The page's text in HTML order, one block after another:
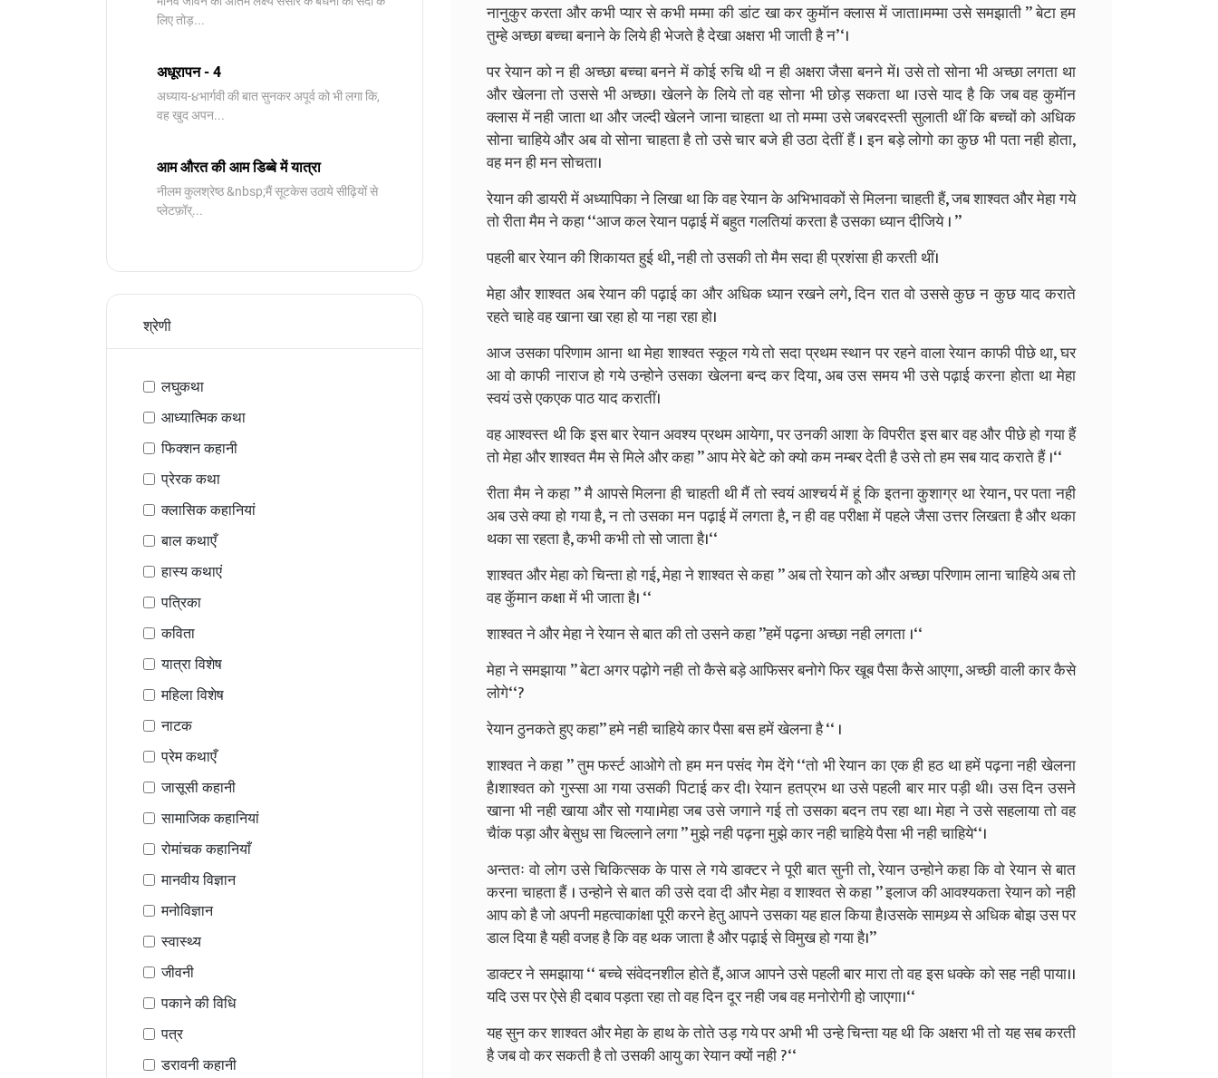
लिए तोड़...
अधूरापन - 4
अध्याय-૪भार्गवी की बात सुनकर अपूर्व को भी लगा कि,
वह खुद अपन...
आम औरत की आम डिब्बे में यात्रा
नीलम कुलश्रेष्ठ &nbsp;मैं सूटकेस उठाये सीढ़ियों से
प्लेटफ़ॉर्...
श्रेणी
लघुकथा
आध्यात्मिक कथा
फिक्शन कहानी
प्रेरक कथा
क्लासिक कहानियां
बाल कथाएँ
हास्य कथाएं
पत्रिका
कविता
यात्रा विशेष
महिला विशेष
नाटक
प्रेम कथाएँ
जासूसी कहानी
सामाजिक कहानियां
रोमांचक कहानियाँ
मानवीय विज्ञान
मनोविज्ञान
स्वास्थ्य
जीवनी
पकाने की विधि
पत्र
डरावनी कहानी
नानुकुर करता और कभी प्यार से कभी मम्मा की डांट खा कर कुमॅान क्लास में जाता।मम्मा उसे समझाती ’’ बेटा हम
तुम्हे अच्छा बच्चा बनाने के लिये ही भेजते है देखा अक्षरा भी जाती है न’‘।
पर रेयान को न ही अच्छा बच्चा बनने में कोई रुचि थी न ही अक्षरा जैसा बनने में। उसे तो सोना भी अच्छा लगता था
और खेलना तो उससे भी अच्छा। खेलने के लिये तो वह सोना भी छोड़ सकता था ।उसे याद है कि जब वह कुमॅान
क्लास में नही जाता था और जल्दी खेलने जाना चाहता था तो मम्मा उसे जबरदस्ती सुलाती थीं कि बच्चों को अधिक
सोना चाहिये और अब वो सोना चाहता है तो उसे चार बजे ही उठा देतीं हैं । इन बड़े लोगो का कुछ भी पता नही होता,
वह मन ही मन सोचता।
रेयान की डायरी में अध्यापिका ने लिखा था कि वह रेयान के अभिभावकों से मिलना चाहती हैं, जब शाश्वत और मेहा गये
तो रीता मैम ने कहा ‘‘आज कल रेयान पढ़ाई में बहुत गलतियां करता है उसका ध्यान दीजिये । ’’
पहली बार रेयान की शिकायत हुई थी, नही तो उसकी तो मैम सदा ही प्रशंसा ही करती थीं।
मेहा और शाश्वत अब रेयान की पढ़ाई का और अधिक ध्यान रखने लगे, दिन रात वो उससे कुछ न कुछ याद कराते
रहते चाहे वह खाना खा रहा हो या नहा रहा हो।
आज उसका परिणाम आना था मेहा शाश्वत स्कूल गये तो सदा प्रथम स्थान पर रहने वाला रेयान काफी पीछे था, घर
आ वो काफी नाराज हो गये उन्होने उसका खेलना बन्द कर दिया, अब उस समय भी उसे पढ़ाई करना होता था मेहा
स्वयं उसे एकएक पाठ याद करातीं।
वह आश्वस्त थी कि इस बार रेयान अवश्य प्रथम आयेगा, पर उनकी आशा के विपरीत इस बार वह और पीछे हो गया हैं
तो मेहा और शाश्वत मैम से मिले और कहा ’’ आप मेरे बेटे को क्यो कम नम्बर देती है उसे तो हम सब याद कराते हैं ।‘‘
रीता मैम ने कहा ’’ मै आपसे मिलना ही चाहती थी मैं तो स्वयं आश्चर्य में हूं कि इतना कुशाग्र था रेयान, पर पता नही
अब उसे क्या हो गया है, न तो उसका मन पढ़ाई में लगता है, न ही वह परीक्षा में पहले जैसा उत्तर लिखता है और थका
थका सा रहता है, कभी कभी तो सो जाता है।‘‘
शाश्वत और मेहा को चिन्ता हो गई, मेहा ने शाश्वत से कहा ’’ अब तो रेयान को और अच्छा परिणाम लाना चाहिये अब तो
वह कॅुमान कक्षा में भी जाता है। ‘‘
शाश्वत ने और मेहा ने रेयान से बात की तो उसने कहा ’’हमें पढ़ना अच्छा नही लगता ।‘‘
मेहा ने समझाया ’’ बेटा अगर पढ़ोगे नही तो कैसे बड़े आफिसर बनोगे फिर खूब पैसा कैसे आएगा, अच्छी वाली कार कैसे
लोगे‘‘?
रेयान ठुनकते हुए कहा’’ हमे नही चाहिये कार पैसा बस हमें खेलना है ‘‘ ।
शाश्वत ने कहा ’’ तुम फर्स्ट आओगे तो हम मन पसंद गेम देंगे ‘‘तो भी रेयान का एक ही हठ था हमें पढ़ना नही खेलना
है।शाश्वत को गुस्सा आ गया उसकी पिटाई कर दी। रेयान हतप्रभ था उसे पहली बार मार पड़ी थी। उस दिन उसने
खाना भी नही खाया और सो गया।मेहा जब उसे जगाने गई तो उसका बदन तप रहा था। मेहा ने उसे सहलाया तो वह
चैांक पड़ा और बेसुध सा चिल्लाने लगा ’’ मुझे नही पढ़ना मुझे कार नही चाहिये पैसा भी नही चाहिये‘‘।
अन्ततः वो लोग उसे चिकित्सक के पास ले गये डाक्टर ने पूरी बात सुनी तो, रेयान उन्होने कहा कि वो रेयान से बात
करना चाहता हैं । उन्होने से बात की उसे दवा दी और मेहा व शाश्वत से कहा ’’ इलाज की आवश्यकता रेयान को नही
आप को है जो अपनी महत्वाकांक्षा पूरी करने हेतु आपने उसका यह हाल किया है।उसके सामथ्र्य से अधिक बोझ उस पर
डाल दिया है यही वजह है कि वह थक जाता है और पढ़ाई से विमुख हो गया है।’’
डाक्टर ने समझाया ‘‘ बच्चे संवेदनशील होते हैं, आज आपने उसे पहली बार मारा तो वह इस धक्के को सह नही पाया।।
यदि उस पर ऐसे ही दबाव पड़ता रहा तो वह दिन दूर नही जब वह मनोरोगी हो़ जाएगा।‘‘
यह सुन कर शाश्वत और मेहा के हाथ के तोते उड़ गये पर अभी भी उन्हे चिन्ता यह थी कि अक्षरा भी तो यह सब करती
है जब वो कर सकती है तो उसकी आयु का रेयान क्यों नही ?‘‘